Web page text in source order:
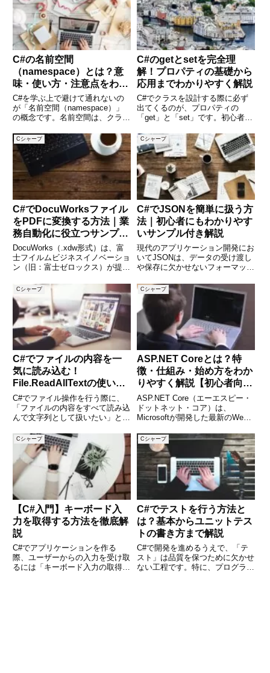
C#の名前空間
（namespace）とは？意
味・使い方・注意点をわか
りやすく解説
C#を学ぶ上で避けて通れないの
が「名前空間（namespace）」
の概念です。名前空間は、クラス
ードとの衝突を防ぐための便利な
仕組みです。しかし、初心者にと
っては少し抽象的でイメージしづ
らいものでもあります。こ
C#のgetとsetを完全理
解！プロパティの基礎から
応用までわかりやすく解説
C#でクラスを設計する際に必ず
出てくるのが、プロパティの
「get」と「set」です。初心者の
ことが多いこの仕組みですが、実
はオブジェクト指向プログラミン
グの中核ともいえる重要な概念で
す。この記事では、getとs
Cシャープ
C#でDocuWorksファイル
をPDFに変換する方法｜業
務自動化に役立つサンプル
コード付き
DocuWorks（.xdw形式）は、富
士フイルムビジネスイノベーショ
ン（旧：富士ゼロックス）が提供
われる独自ファイル形式です。し
かし業務上、PDF形式での共有や
保存が求められるケースも多く、
手動で変換するのは
Cシャープ
C#でJSONを簡単に扱う方
法｜初心者にもわかりやす
いサンプル付き解説
現代のアプリケーション開発にお
いてJSONは、データの受け渡し
や保存に欠かせないフォーマット
携する際や、設定ファイルを読み
込む際にもJSONはよく使われま
す。しかし、初めて扱う方には
「どうやって読み書きす
Cシャープ
C#でファイルの内容を一
気に読み込む！
File.ReadAllTextの使い方
と活用例
C#でファイル操作を行う際に、
「ファイルの内容をすべて読み込
んで文字列として扱いたい」と思
時に便利なのが、
File.ReadAllTextメソッドです。
このメソッドは、ファイルの中身
を1行ずつ読み込むことなく、
Cシャープ
ASP.NET Coreとは？特
徴・仕組み・始め方をわか
りやすく解説【初心者向け
入門ガイド】
ASP.NET Core（エーエスピー・
ドットネット・コア）は、
Microsoftが開発した最新のWeb
です。従来のASP.NETを大幅に
進化させ、Windowsだけでなく、
macOSやLinuxでも動作するよ
Cシャープ
【C#入門】キーボード入
力を取得する方法を徹底解
説
C#でアプリケーションを作る
際、ユーザーからの入力を受け取
るには「キーボード入力の取得」
Cシャープ
C#でテストを行う方法と
は？基本からユニットテス
トの書き方まで解説
C#で開発を進めるうえで、「テ
スト」は品質を保つために欠かせ
ない工程です。特に、プログラム